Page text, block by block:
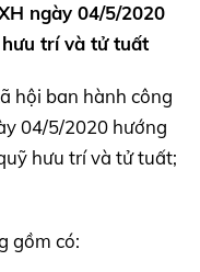
ngày 04/5/2020
trí và tử tuất
hội ban hành công
04/5/2020 hướng
hưu trí và tử tuất;
gồm có: